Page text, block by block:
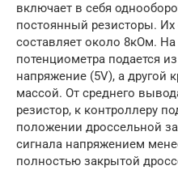
включает в себя
постоянный резисторы.
составляет около 8кОм.
потенциометра подается
напряжение (5V), а другой
массой. От среднего
резистор, к контроллеру
положении дроссельной
сигнала напряжением
полностью закрытой